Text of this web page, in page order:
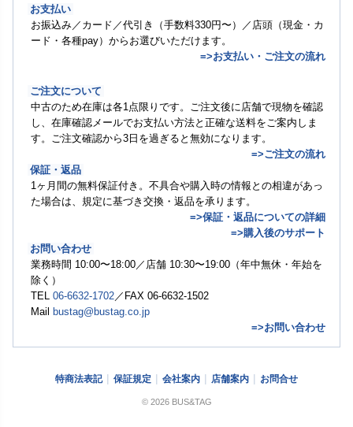
お支払い
お振込み／カード／代引き（手数料330円〜）／店頭（現金・カ
ード・各種pay）からお選びいただけます。
=>お支払い・ご注文の流れ
ご注文について
中古のため在庫は各1点限りです。ご注文後に店舗で現物を確認
し、在庫確認メールでお支払い方法と正確な送料をご案内しま
す。ご注文確認から3日を過ぎると無効になります。
=>ご注文の流れ
保証・返品
1ヶ月間の無料保証付き。不具合や購入時の情報との相違があっ
た場合は、規定に基づき交換・返品を承ります。
=>保証・返品についての詳細
=>購入後のサポート
お問い合わせ
業務時間 10:00〜18:00／店舗 10:30〜19:00（年中無休・年始を
除く）
TEL 06-6632-1702 ／FAX 06-6632-1502
Mail bustag@bustag.co.jp
=>お問い合わせ
特商法表記 保証規定 会社案内 店舗案内 お問合せ
© 2026 BUS&TAG